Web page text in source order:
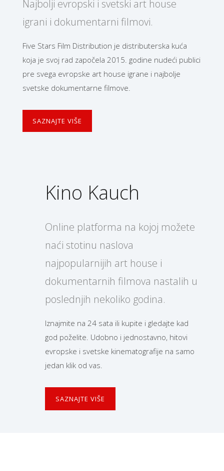
Najbolji evropski i svetski art house
igrani i dokumentarni filmovi.
Five Stars Film Distribution je distributerska kuća
koja je svoj rad započela 2015. godine nudeći publici
pre svega evropske art house igrane i najbolje
svetske dokumentarne filmove.
SAZNAJTE VIŠE
Kino Kauch
Online platforma na kojoj možete
naći stotinu naslova
najpopularnijih art house i
dokumentarnih filmova nastalih u
poslednjih nekoliko godina.
Iznajmite na 24 sata ili kupite i gledajte kad
god poželite. Udobno i jednostavno, hitovi
evropske i svetske kinematografije na samo
jedan klik od vas.
SAZNAJTE VIŠE